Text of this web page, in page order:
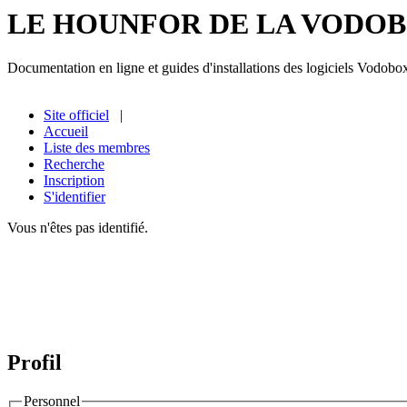
LE HOUNFOR DE LA
Documentation en ligne et guides d'installations des logiciels
Site officiel |
Accueil
Liste des membres
Recherche
Inscription
S'identifier
Vous n'êtes pas identifié.
Profil
Personnel